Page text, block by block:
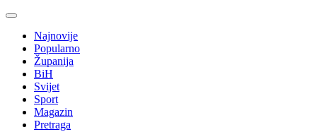
Najnovije
Popularno
Županija
BiH
Svijet
Sport
Magazin
Pretraga